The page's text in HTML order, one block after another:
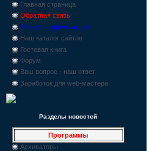
Главная страница
Обратная связь
Новости, промо-акции
Наш каталог сайтов
Гостевая книга
Форум
Ваш вопрос - наш ответ
Заработок для web-мастера
Разделы новостей
Программы
Архиваторы